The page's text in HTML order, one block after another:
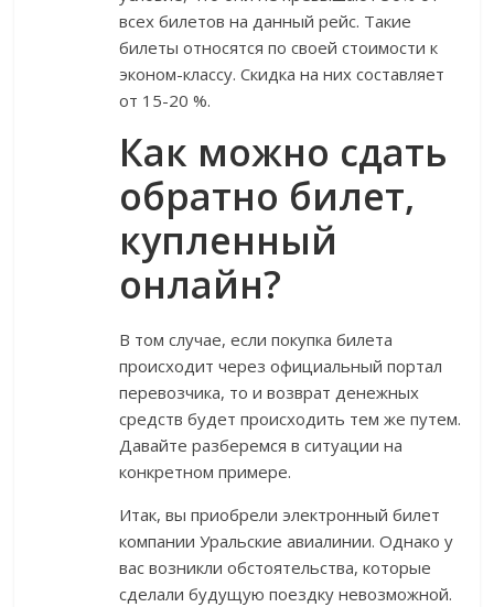
всех билетов на данный рейс. Такие
билеты относятся по своей стоимости к
эконом-классу. Скидка на них составляет
от 15-20 %.
Как можно сдать
обратно билет,
купленный
онлайн?
В том случае, если покупка билета
происходит через официальный портал
перевозчика, то и возврат денежных
средств будет происходить тем же путем.
Давайте разберемся в ситуации на
конкретном примере.
Итак, вы приобрели электронный билет
компании Уральские авиалинии. Однако у
вас возникли обстоятельства, которые
сделали будущую поездку невозможной.